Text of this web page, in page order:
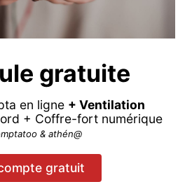
gratuite
en ligne + Ventilation
+ Coffre-fort numérique
& athén@
gratuit